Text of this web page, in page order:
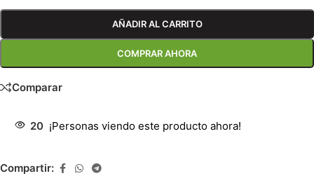
AÑADIR AL CARRITO
COMPRAR AHORA
Comparar
20 ¡Personas viendo este producto ahora!
Compartir: